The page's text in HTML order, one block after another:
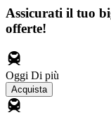
Assicurati il ​​tuo
offerte!
Oggi Di più
Acquista